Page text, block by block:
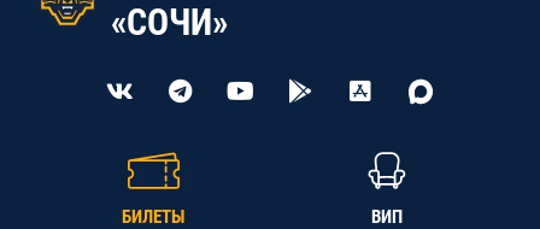
«СОЧИ»
БИЛЕТЫ ВИП